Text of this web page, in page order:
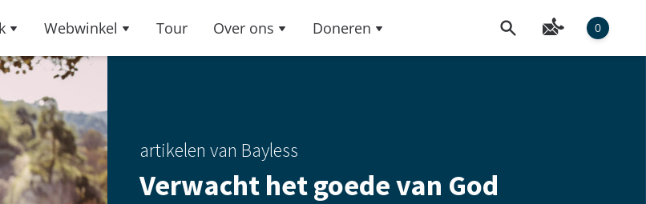
Webwinkel Tour Over ons Doneren 0
artikelen van Bayless
Verwacht het goede van God